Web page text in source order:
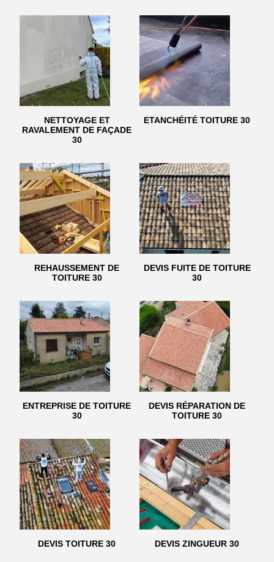
NETTOYAGE ET
RAVALEMENT DE FAÇADE
30
ETANCHÉITÉ TOITURE 30
REHAUSSEMENT DE
TOITURE 30
DEVIS FUITE DE TOITURE
30
ENTREPRISE DE TOITURE
30
DEVIS RÉPARATION DE
TOITURE 30
DEVIS TOITURE 30 DEVIS ZINGUEUR 30